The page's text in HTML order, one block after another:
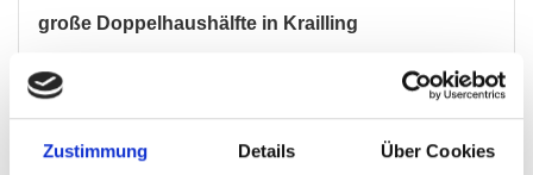
Zustimmung Details Über Cookies
große Doppelhaushälfte in Krailling
Doppelhaushälfte
186 m²
6